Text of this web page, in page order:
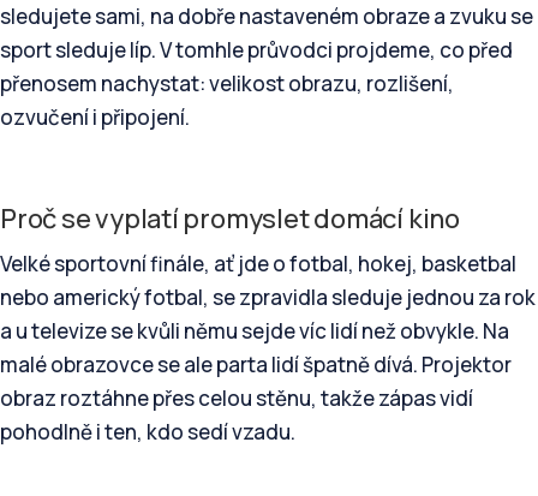
sledujete sami, na dobře nastaveném obraze a zvuku se
sport sleduje líp. V tomhle průvodci projdeme, co před
přenosem nachystat: velikost obrazu, rozlišení,
ozvučení i připojení.
Proč se vyplatí promyslet domácí kino
Velké sportovní finále, ať jde o fotbal, hokej, basketbal
nebo americký fotbal, se zpravidla sleduje jednou za rok
a u televize se kvůli němu sejde víc lidí než obvykle. Na
malé obrazovce se ale parta lidí špatně dívá. Projektor
obraz roztáhne přes celou stěnu, takže zápas vidí
pohodlně i ten, kdo sedí vzadu.